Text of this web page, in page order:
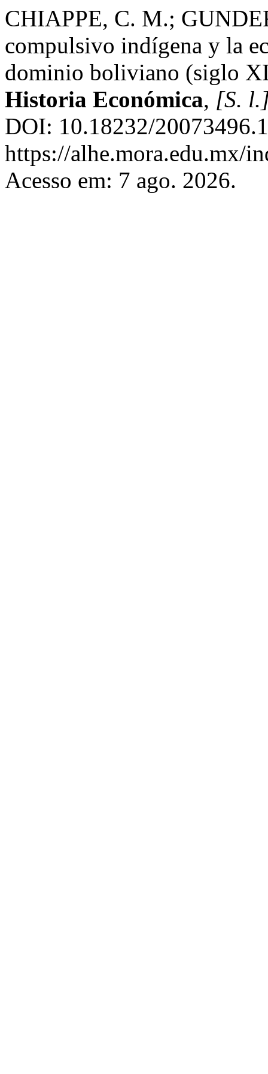
CHIAPPE, C. M.;
compulsivo indígena y la
dominio boliviano (siglo
Historia Económica, [S.
DOI: 10.18232/
https://alhe.mora.edu.mx/
Acesso em: 7 ago. 2026.